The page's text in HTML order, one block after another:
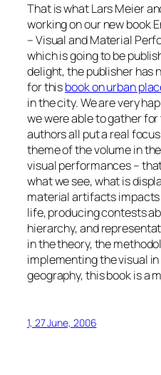
That is whatLars Meier
working on our new book
– Visual and Material
which is going to be
delight, the publisher has
for thisbook on urban
in the city. We are very
we were able to gather
authors all put a real
theme of the volume in
visual performances –
what we see, what is
material artifacts
life, producing contests
hierarchy, and
in the theory, the
implementing the visual
geography, this book is a
1, 27 June, 2006